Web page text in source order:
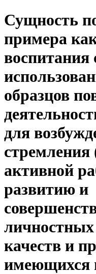
Сущность
примера
воспитания
образцов
для
стремления
активной
развитию и
личностных
качеств и
имеющихся